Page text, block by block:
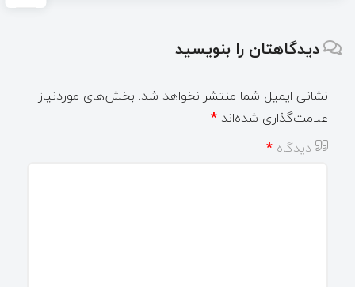
دیدگاهتان را بنویسید
نشانی ایمیل شما منتشر نخواهد شد. بخش‌های موردنیاز
علامت‌گذاری شده‌اند *
دیدگاه *